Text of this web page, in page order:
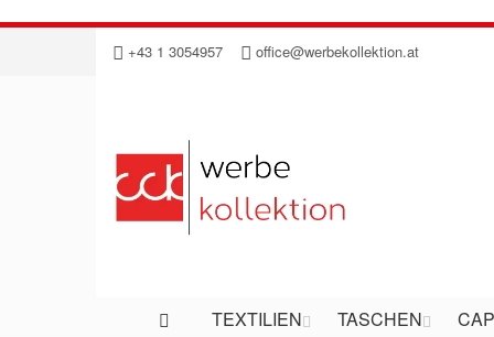
Direkt
Inhalt
+43 1 3054957 office@werbekollektion.at
TEXTILIEN TASCHEN